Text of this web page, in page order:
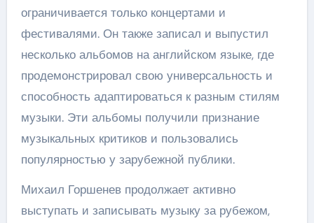
ограничивается только концертами и
фестивалями. Он также записал и выпустил
несколько альбомов на английском языке, где
продемонстрировал свою универсальность и
способность адаптироваться к разным стилям
музыки. Эти альбомы получили признание
музыкальных критиков и пользовались
популярностью у зарубежной публики.
Михаил Горшенев продолжает активно
выступать и записывать музыку за рубежом,